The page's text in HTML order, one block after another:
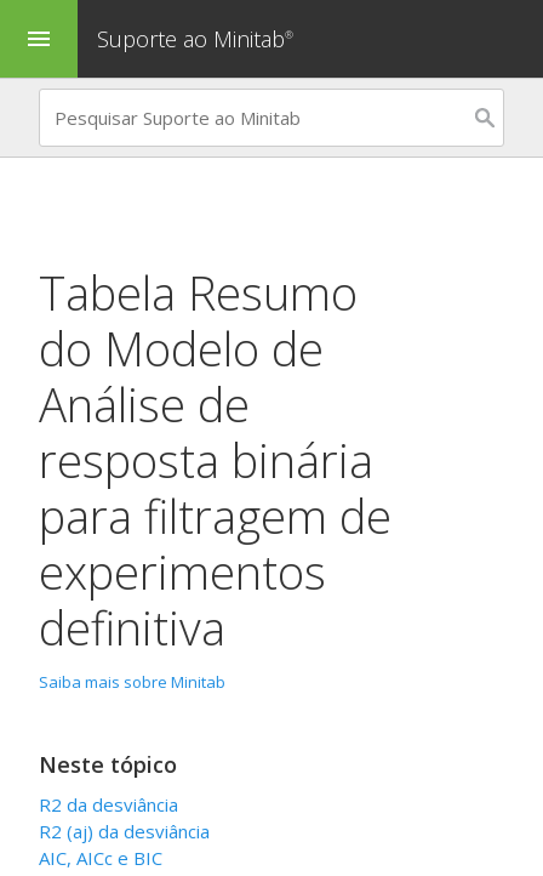
menu Suporte ao Minitab®
Tabela Resumo
do Modelo de
Análise de
resposta binária
para filtragem de
experimentos
definitiva
Saiba mais sobre Minitab
Neste tópico
R2 da desviância
R2 (aj) da desviância
AIC, AICc e BIC